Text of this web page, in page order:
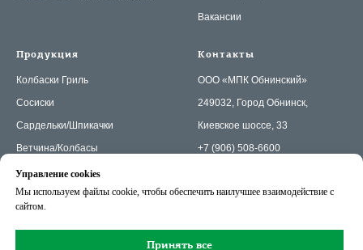
Управление cookies
Мы используем файлы cookie, чтобы обеспечить наилучшее взаимодействие с
сайтом.
Принять все
Вакансии
Продукция
Колбаски Гриль
Сосиски
Сардельки/Шпикачки
Ветчина/Колбасы
Пельмени БП
Котлеты/Палочки/Наггетсы
Контакты
OOO «МПК Обнинский»
249032, Город Обнинск,
Киевское шоссе, 33
+7 (906) 508-6600
mpk@obninsk.ru